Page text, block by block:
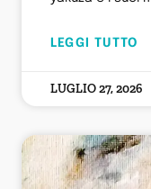
LEGGI TUTTO
LUGLIO 27, 2026